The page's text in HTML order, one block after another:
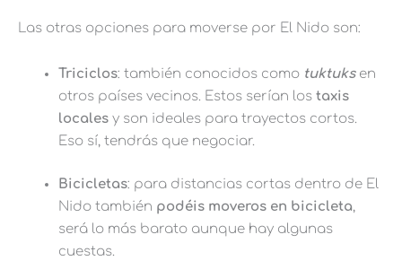
Las otras opciones para moverse por El Nido son:
Triciclos: también conocidos como tuktuksen
otros países vecinos. Estos serían los taxis
locales y son ideales para trayectos cortos.
Eso sí, tendrás que negociar.
Bicicletas: para distancias cortas dentro de El
Nido también podéis moveros en bicicleta,
será lo más barato aunque hay algunas
cuestas.